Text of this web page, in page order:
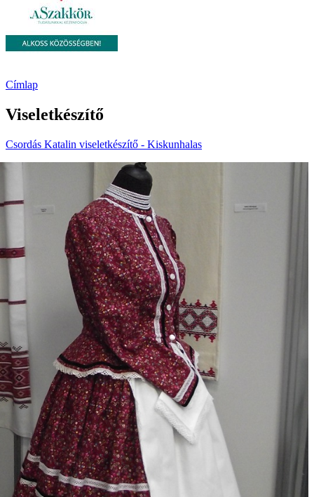
Címlap
Viseletkészítő
Csordás Katalin viseletkészítő - Kiskunhalas